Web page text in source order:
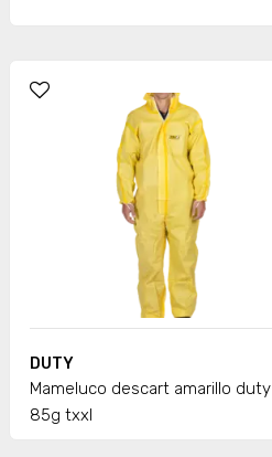
DUTY
Mameluco descart amarillo duty
85g txxl